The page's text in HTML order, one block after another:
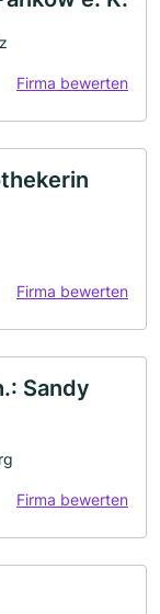
Firma bewerten
Firma bewerten
Sandy
Firma bewerten